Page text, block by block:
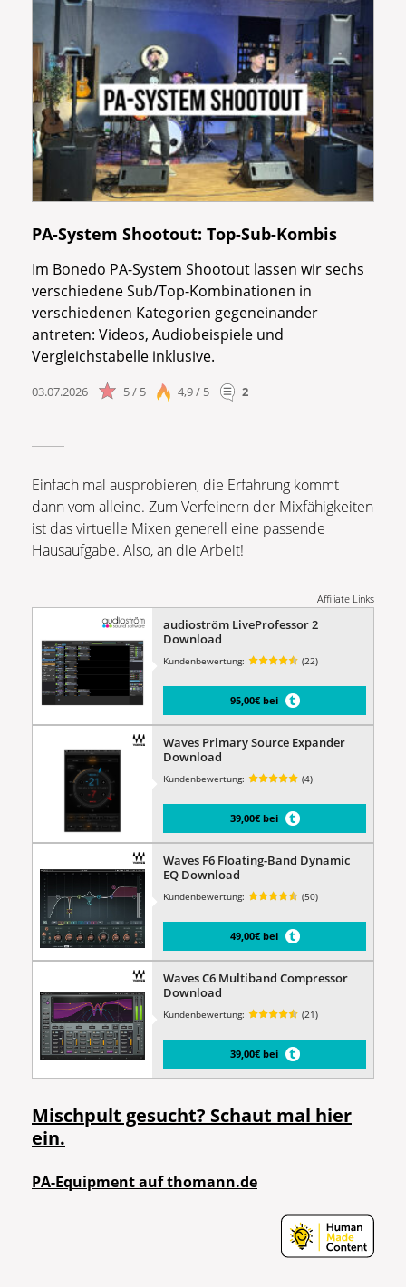
PA-System Shootout: Top-Sub-Kombis
Im Bonedo PA-System Shootout lassen wir sechs
verschiedene Sub/Top-Kombinationen in
verschiedenen Kategorien gegeneinander
antreten: Videos, Audiobeispiele und
Vergleichstabelle inklusive.
03.07.2026 5 / 5 4,9 / 5 2
Einfach mal ausprobieren, die Erfahrung kommt
dann vom alleine. Zum Verfeinern der Mixfähigkeiten
ist das virtuelle Mixen generell eine passende
Hausaufgabe. Also, an die Arbeit!
Affiliate Links
audioström LiveProfessor 2
Download
Kundenbewertung: (22)
95,00€ bei
Waves Primary Source Expander
Download
Kundenbewertung: (4)
39,00€ bei
Waves F6 Floating-Band Dynamic
EQ Download
Kundenbewertung: (50)
49,00€ bei
Waves C6 Multiband Compressor
Download
Kundenbewertung: (21)
39,00€ bei
Mischpult gesucht? Schaut mal hier
ein.
PA-Equipment auf thomann.de